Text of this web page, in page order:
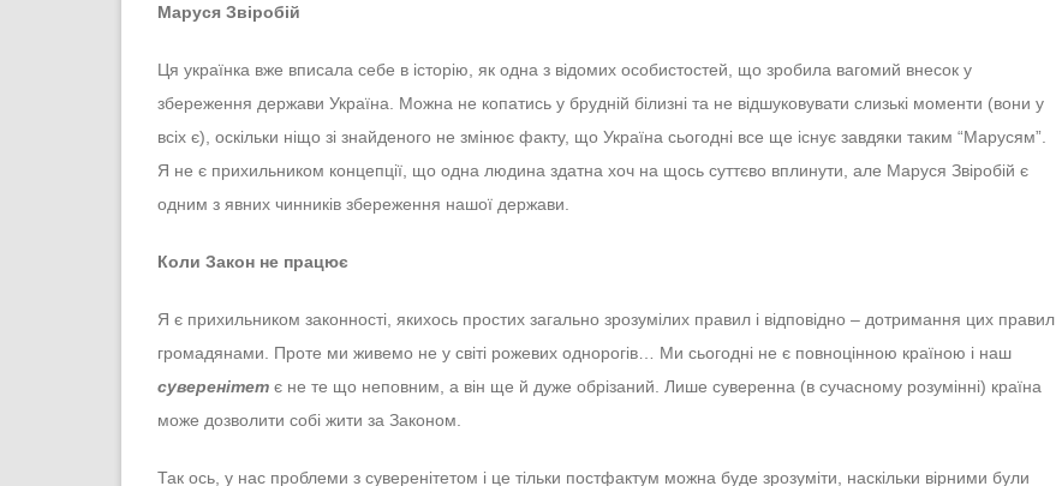
Маруся Звіробій
Ця українка вже вписала себе в історію, як одна з відомих особистостей, що зробила вагомий внесок у
збереження держави Україна. Можна не копатись у брудній білизні та не відшуковувати слизькі моменти (вони у
всіх є), оскільки ніщо зі знайденого не змінює факту, що Україна сьогодні все ще існує завдяки таким “Марусям”.
Я не є прихильником концепції, що одна людина здатна хоч на щось суттєво вплинути, але Маруся Звіробій є
одним з явних чинників збереження нашої держави.
Коли Закон не працює
Я є прихильником законності, якихось простих загально зрозумілих правил і відповідно – дотримання цих правил
громадянами. Проте ми живемо не у світі рожевих однорогів… Ми сьогодні не є повноцінною країною і наш
суверенітет є не те що неповним, а він ще й дуже обрізаний. Лише суверенна (в сучасному розумінні) країна
може дозволити собі жити за Законом.
Так ось, у нас проблеми з суверенітетом і це тільки постфактум можна буде зрозуміти, наскільки вірними були